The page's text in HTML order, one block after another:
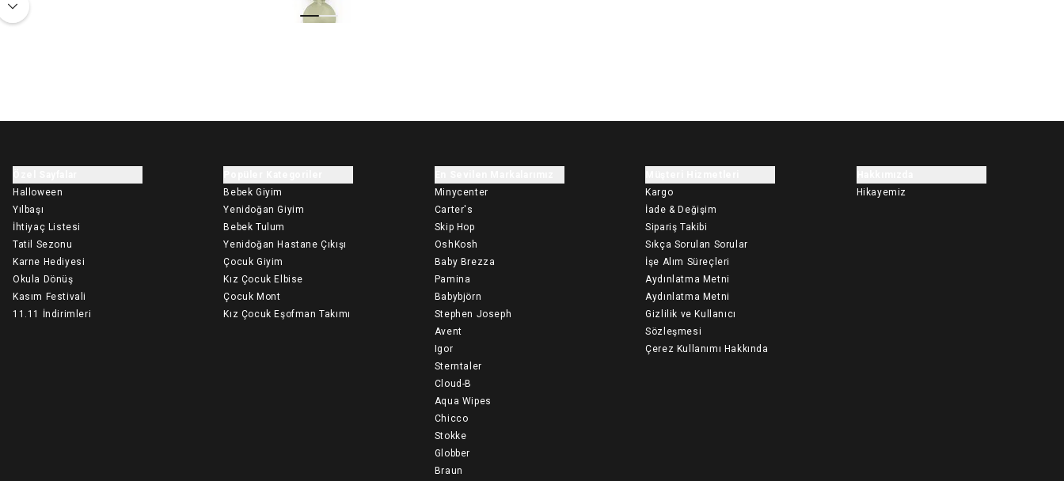
Halloween
Yılbaşı
İhtiyaç Listesi
Tatil Sezonu
Karne Hediyesi
Okula Dönüş
Kasım Festivali
11.11 İndirimleri
Bebek Giyim
Yenidoğan Giyim
Bebek Tulum
Yenidoğan Hastane Çıkışı
Çocuk Giyim
Kız Çocuk Elbise
Çocuk Mont
Kız Çocuk Eşofman Takımı
Minycenter
Carter's
Skip Hop
OshKosh
Baby Brezza
Pamina
Babybjörn
Stephen Joseph
Avent
Igor
Sterntaler
Cloud-B
Aqua Wipes
Chicco
Stokke
Globber
Braun
Kargo
İade & Değişim
Sipariş Takibi
Sıkça Sorulan Sorular
İşe Alım Süreçleri
Aydınlatma Metni
Aydınlatma Metni
Gizlilik ve Kullanıcı
Sözleşmesi
Çerez Kullanımı Hakkında
Hikayemiz